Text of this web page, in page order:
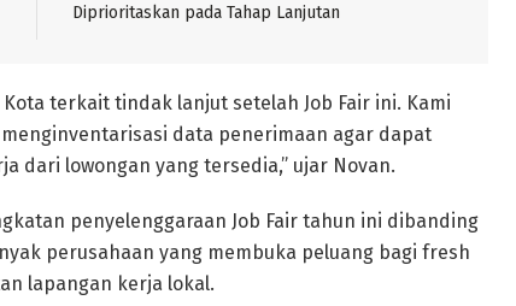
Diprioritaskan pada Tahap Lanjutan
terkait tindak lanjut setelah Job Fair ini. Kami
data penerimaan agar dapat
dari lowongan yang tersedia,” ujar Novan.
penyelenggaraan Job Fair tahun ini dibanding
perusahaan yang membuka peluang bagi fresh
lapangan kerja lokal.